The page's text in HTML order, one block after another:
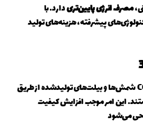
مصرف انرژی پایین‌تریدارد. با
پیشرفته، هزینه‌های تولید
این امر موجب افزایش کیفیت